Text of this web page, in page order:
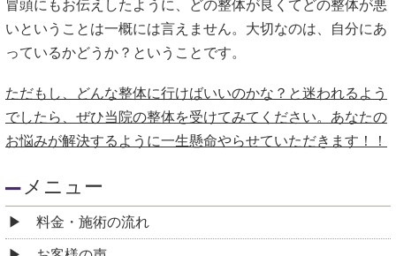
冒頭にもお伝えしたように、どの整体が良くてどの整体が悪
いということは一概には言えません。大切なのは、自分にあ
っているかどうか？ということです。
ただもし、どんな整体に行けばいいのかな？と迷われるよう
でしたら、ぜひ当院の整体を受けてみてください。あなたの
お悩みが解決するように一生懸命やらせていただきます！！
メニュー
料金・施術の流れ